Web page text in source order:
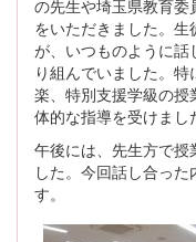
の先生や埼玉県教育
をいただきました。
が、いつものように話
り組んでいました。
楽、特別支援学級の
体的な指導を受けまし
午後には、先生方で授
した。今回話し合っ
す。